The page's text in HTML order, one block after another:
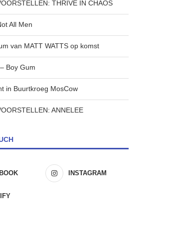
THRIVE IN CHAOS
All Men
van MATT WATTS op komst
Boy Gum
in Buurtkroeg MosCow
ANNELEE
INSTAGRAM